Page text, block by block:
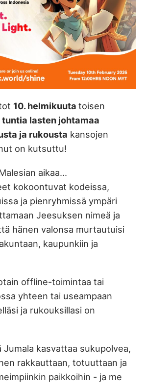
10. helmikuuta toisen
tuntia lasten johtamaa
ja rukousta kansojen
on kutsuttu!
aikaa...
kokoontuvat kodeissa,
ja pienryhmissä ympäri
Jeesuksen nimeä ja
hänen valonsa murtautuisi
kaupunkiin ja
offline-toimintaa tai
yhteen tai useampaan
ja rukouksillasi on
kasvattaa sukupolvea,
rakkauttaan, totuuttaan ja
paikkoihin - ja me